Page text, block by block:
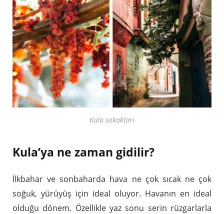
Kula sokakları
Kula’ya ne zaman gidilir?
İlkbahar ve sonbaharda hava ne çok sıcak ne çok
soğuk, yürüyüş için ideal oluyor. Havanın en ideal
olduğu dönem. Özellikle yaz sonu serin rüzgarlarla